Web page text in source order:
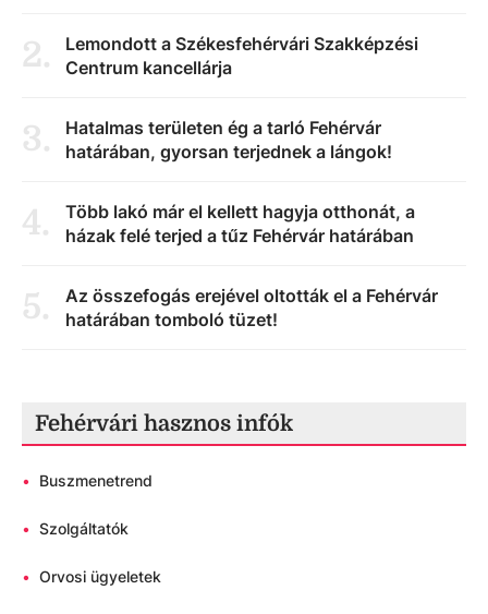
2.
Lemondott a Székesfehérvári Szakképzési
Centrum kancellárja
3.
Hatalmas területen ég a tarló Fehérvár
határában, gyorsan terjednek a lángok!
4.
Több lakó már el kellett hagyja otthonát, a
házak felé terjed a tűz Fehérvár határában
5.
Az összefogás erejével oltották el a Fehérvár
határában tomboló tüzet!
Fehérvári hasznos infók
• Buszmenetrend
• Szolgáltatók
• Orvosi ügyeletek